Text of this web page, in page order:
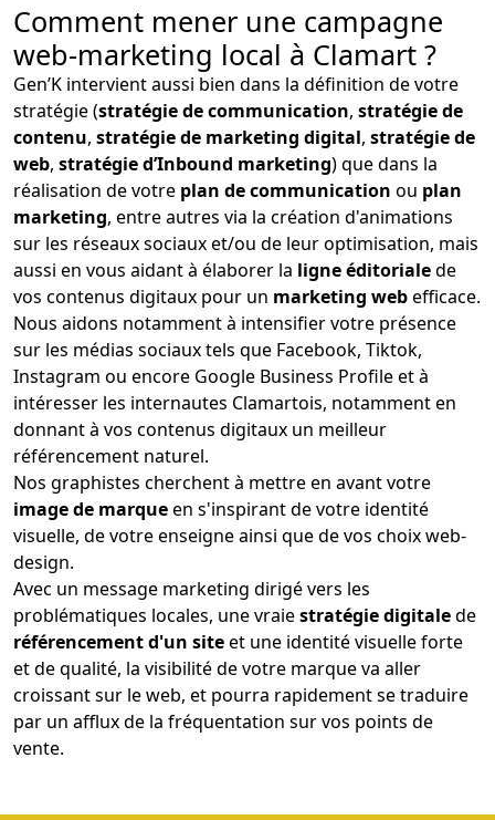
Comment mener une campagne
web-marketing local à Clamart ?
Gen’K intervient aussi bien dans la définition de votre
stratégie (stratégie de communication, stratégie de
contenu, stratégie de marketing digital, stratégie de
web, stratégie d’Inbound marketing) que dans la
réalisation de votre plan de communication ou plan
marketing, entre autres via la création d'animations
sur les réseaux sociaux et/ou de leur optimisation, mais
aussi en vous aidant à élaborer la ligne éditorialede
vos contenus digitaux pour un marketing webefficace.
Nous aidons notamment à intensifier votre présence
sur les médias sociaux tels que Facebook, Tiktok,
Instagram ou encore Google Business Profile et à
intéresser les internautes Clamartois, notamment en
donnant à vos contenus digitaux un meilleur
référencement naturel.
Nos graphistes cherchent à mettre en avant votre
image de marqueen s'inspirant de votre identité
visuelle, de votre enseigne ainsi que de vos choix web-
design.
Avec un message marketing dirigé vers les
problématiques locales, une vraiestratégie digitalede
référencement d'un siteet une identité visuelle forte
et de qualité, la visibilité de votre marque va aller
croissant sur le web, et pourra rapidement se traduire
par un afflux de la fréquentation sur vos points de
vente.